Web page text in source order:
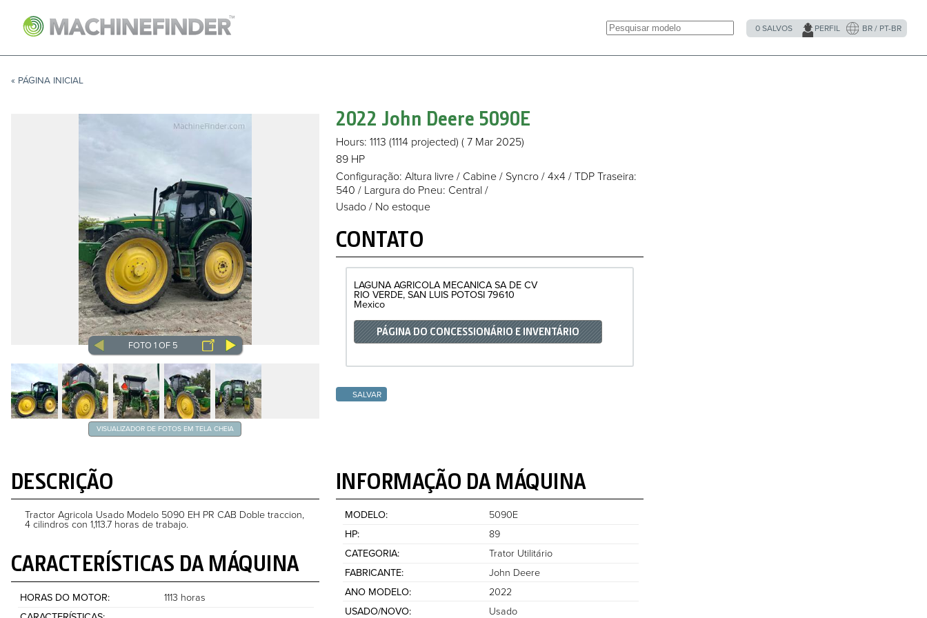
0 SALVOS PERFIL BR / PT-BR
« PÁGINA INICIAL
FOTO 1 OF 5
VISUALIZADOR DE FOTOS EM TELA CHEIA
2022 John Deere 5090E
Hours: 1113 (1114 projected) ( 7 Mar 2025)
89 HP
Configuração: Altura livre / Cabine / Syncro / 4x4 / TDP Traseira:
540 / Largura do Pneu: Central /
Usado / No estoque
CONTATO
LAGUNA AGRICOLA MECANICA SA DE CV
RIO VERDE SAN LUIS POTOSI 79610
Mexico
PÁGINA DO CONCESSIONÁRIO E INVENTÁRIO
SALVAR
INFORMAÇÃO DA MÁQUINA
MODELO
5090E
HP
89
CATEGORIA
Trator Utilitário
FABRICANTE
John Deere
ANO MODELO
2022
USADO/NOVO
Usado
DESCRIÇÃO
Tractor Agricola Usado Modelo 5090 EH PR CAB Doble traccion,
4 cilindros con 1,113.7 horas de trabajo.
CARACTERÍSTICAS DA MÁQUINA
HORAS DO MOTOR
1113 horas
Página Inicial